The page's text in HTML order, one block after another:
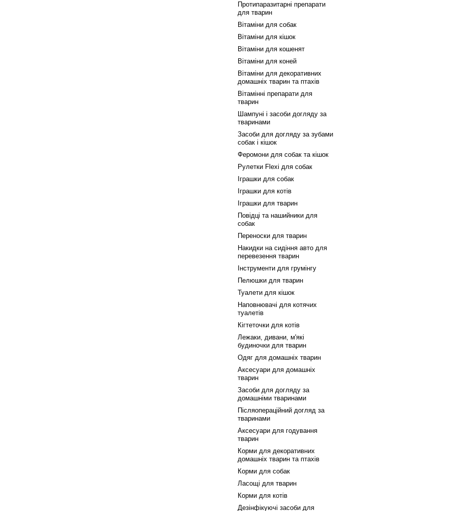
Протипаразитарні препарати
для тварин
Вітаміни для собак
Вітаміни для кішок
Вітаміни для кошенят
Вітаміни для коней
Вітаміни для декоративних
домашніх тварин та птахів
Вітамінні препарати для
тварин
Шампуні і засоби догляду за
тваринами
Засоби для догляду за зубами
собак і кішок
Феромони для собак та кішок
Рулетки Flexi для собак
Іграшки для собак
Іграшки для котів
Іграшки для тварин
Повідці та нашийники для
собак
Переноски для тварин
Накидки на сидіння авто для
перевезення тварин
Інструменти для грумінгу
Пелюшки для тварин
Туалети для кішок
Наповнювачі для котячих
туалетів
Кігтеточки для котів
Лежаки, дивани, м'які
будиночки для тварин
Одяг для домашніх тварин
Аксесуари для домашніх
тварин
Засоби для догляду за
домашніми тваринами
Післяопераційний догляд за
тваринами
Аксесуари для годування
тварин
Корми для декоративних
домашніх тварин та птахів
Корми для собак
Ласощі для тварин
Корми для котів
Дезінфікуючі засоби для